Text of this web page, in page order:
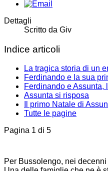
Dettagli
Scritto da Giv
Indice articoli
La tragica storia di un
Ferdinando e la sua
Ferdinando e Assunta,
Assunta si risposa
Il primo Natale di
Tutte le pagine
Pagina 1 di 5
Per Bussolengo, nei